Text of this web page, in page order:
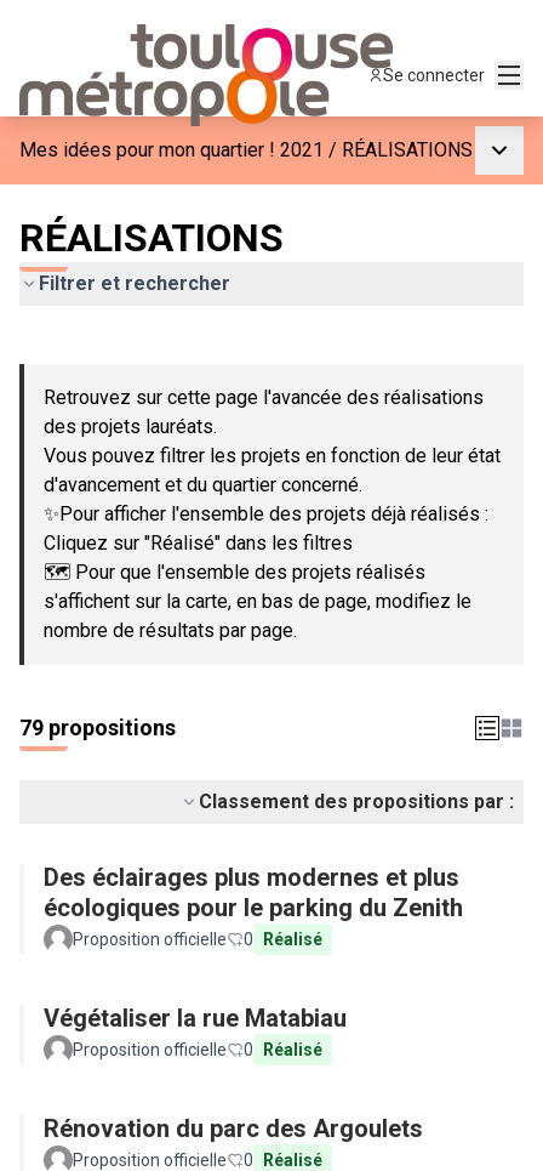
Se connecter
Mes idées pour mon quartier ! 2021 / RÉALISATIONS
RÉALISATIONS
Filtrer et rechercher
−
Retrouvez sur cette page l'avancée des réalisations
des projets lauréats.
Vous pouvez filtrer les projets en fonction de leur état
d'avancement et du quartier concerné.
✨Pour afficher l'ensemble des projets déjà réalisés :
Cliquez sur "Réalisé" dans les filtres
🗺️ Pour que l'ensemble des projets réalisés
s'affichent sur la carte, en bas de page, modifiez le
nombre de résultats par page.
79 propositions
Classement des propositions par :
Des éclairages plus modernes et plus
écologiques pour le parking du Zenith
Proposition officielle 0 Réalisé
Végétaliser la rue Matabiau
Proposition officielle 0 Réalisé
Rénovation du parc des Argoulets
Proposition officielle 0 Réalisé